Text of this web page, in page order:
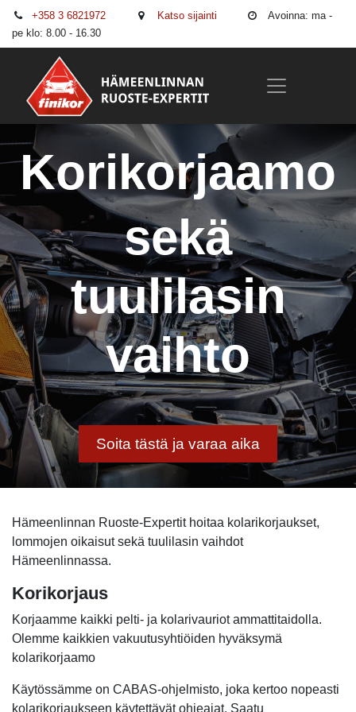
+358 3 6821972 Katso sijainti
Avoinna: ma -
pe klo: 8.00 - 16.30
Korikorjaamo
sekä
tuulilasin
vaihto
Soita tästä ja varaa aika
Hämeenlinnan Ruoste-Expertit hoitaa kolarikorjaukset,
lommojen oikaisut sekä tuulilasin vaihdot
Hämeenlinnassa.
Korikorjaus
Korjaamme kaikki pelti- ja kolarivauriot ammattitaidolla.
Olemme kaikkien vakuutusyhtiöiden hyväksymä
kolarikorjaamo
Käytössämme on CABAS-ohjelmisto, joka kertoo nopeasti
kolarikorjaukseen käytettävät ohjeajat. Saatu